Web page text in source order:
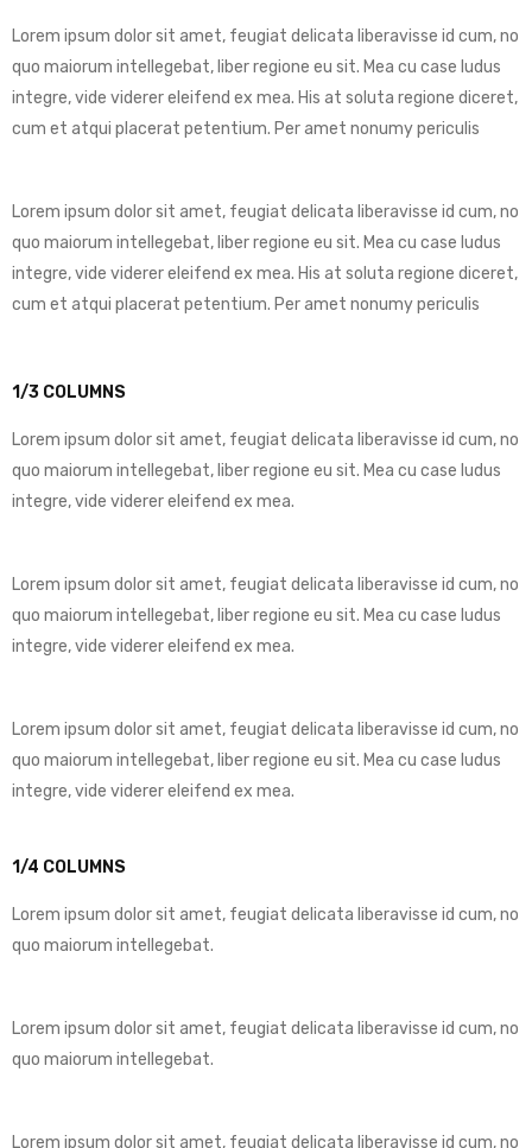
Lorem ipsum dolor sit amet, feugiat delicata liberavisse id cum, no
quo maiorum intellegebat, liber regione eu sit. Mea cu case ludus
integre, vide viderer eleifend ex mea. His at soluta regione diceret,
cum et atqui placerat petentium. Per amet nonumy periculis
Lorem ipsum dolor sit amet, feugiat delicata liberavisse id cum, no
quo maiorum intellegebat, liber regione eu sit. Mea cu case ludus
integre, vide viderer eleifend ex mea. His at soluta regione diceret,
cum et atqui placerat petentium. Per amet nonumy periculis
1/3 COLUMNS
Lorem ipsum dolor sit amet, feugiat delicata liberavisse id cum, no
quo maiorum intellegebat, liber regione eu sit. Mea cu case ludus
integre, vide viderer eleifend ex mea.
Lorem ipsum dolor sit amet, feugiat delicata liberavisse id cum, no
quo maiorum intellegebat, liber regione eu sit. Mea cu case ludus
integre, vide viderer eleifend ex mea.
Lorem ipsum dolor sit amet, feugiat delicata liberavisse id cum, no
quo maiorum intellegebat, liber regione eu sit. Mea cu case ludus
integre, vide viderer eleifend ex mea.
1/4 COLUMNS
Lorem ipsum dolor sit amet, feugiat delicata liberavisse id cum, no
quo maiorum intellegebat.
Lorem ipsum dolor sit amet, feugiat delicata liberavisse id cum, no
quo maiorum intellegebat.
Lorem ipsum dolor sit amet, feugiat delicata liberavisse id cum, no